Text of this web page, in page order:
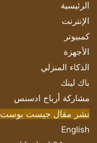
الرئيسية
الإنترنت
كمبيوتر
الأجهزة
الذكاء المنزلي
باك لينك
مشاركة أرباح ادسنس
نشر مقال جيست بوست
English